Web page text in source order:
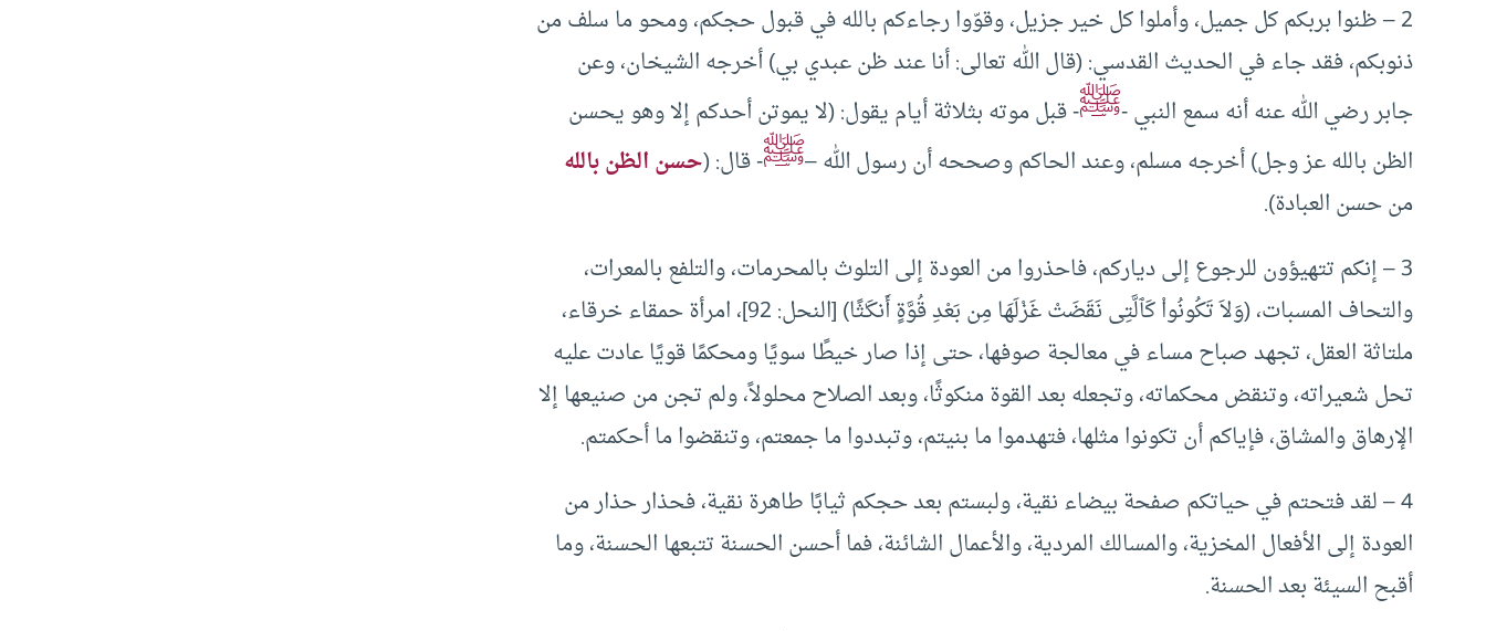
2 – ظنوا بربكم كل جميل، وأملوا كل خير جزيل، وقوّوا رجاءكم بالله في قبول حجكم، ومحو ما سلف من
ذنوبكم، فقد جاء في الحديث القدسي: (قال الله تعالى: أنا عند ظن عبدي بي) أخرجه الشيخان، وعن
جابر رضي الله عنه أنه سمع النبي -ﷺ- قبل موته بثلاثة أيام يقول: (لا يموتن أحدكم إلا وهو يحسن
الظن بالله عز وجل) أخرجه مسلم، وعند الحاكم وصححه أن رسول الله –ﷺ- قال: (حسن الظن بالله
من حسن العبادة).
3 – إنكم تتهيؤون للرجوع إلى دياركم، فاحذروا من العودة إلى التلوث بالمحرمات، والتلفع بالمعرات،
والتحاف المسبات، (وَلاَ تَكُونُواْ كَٱلَّتِى نَقَضَتْ غَزْلَهَا مِن بَعْدِ قُوَّةٍ أَنكَـٰثًا) [النحل: 92]، امرأة حمقاء خرقاء،
ملتاثة العقل، تجهد صباح مساء في معالجة صوفها، حتى إذا صار خيطًا سويًا ومحكمًا قويًا عادت عليه
تحل شعيراته، وتنقض محكماته، وتجعله بعد القوة منكوثًا، وبعد الصلاح محلولاً، ولم تجن من صنيعها إلا
الإرهاق والمشاق، فإياكم أن تكونوا مثلها، فتهدموا ما بنيتم، وتبددوا ما جمعتم، وتنقضوا ما أحكمتم.
4 – لقد فتحتم في حياتكم صفحة بيضاء نقية، ولبستم بعد حجكم ثيابًا طاهرة نقية، فحذار حذار من
العودة إلى الأفعال المخزية، والمسالك المردية، والأعمال الشائنة، فما أحسن الحسنة تتبعها الحسنة، وما
أقبح السيئة بعد الحسنة.